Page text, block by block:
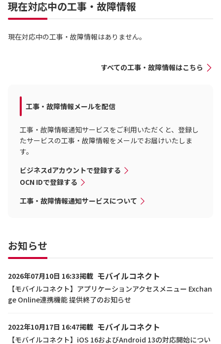
現在対応中の工事・故障情報
現在対応中の工事・故障情報はありません。
すべての工事・故障情報はこちら
工事・故障情報メールを配信
工事・故障情報通知サービスをご利用いただくと、登録し
たサービスの工事・故障情報をメールでお届けいたしま
す。
ビジネスdアカウントで登録する
OCN IDで登録する
工事・故障情報通知サービスについて
お知らせ
2026年07月10日 16:33掲載 モバイルコネクト
【モバイルコネクト】アプリケーションアクセスメニュー Exchan
ge Online連携機能 提供終了のお知らせ
2022年10月17日 16:47掲載 モバイルコネクト
【モバイルコネクト】iOS 16およびAndroid 13の対応開始につい